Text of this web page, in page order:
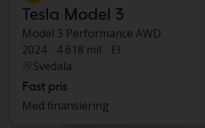
Tesla Model 3
Model 3 Performance AWD
2024
4 618 mil
El
Svedala
Fast pris
Med finansiering